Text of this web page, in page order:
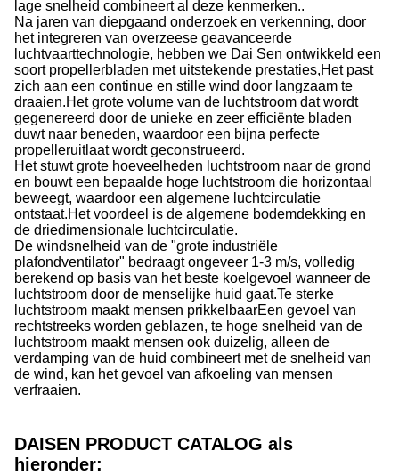
lage snelheid combineert al deze kenmerken..
Na jaren van diepgaand onderzoek en verkenning, door
het integreren van overzeese geavanceerde
luchtvaarttechnologie, hebben we Dai Sen ontwikkeld een
soort propellerbladen met uitstekende prestaties,Het past
zich aan een continue en stille wind door langzaam te
draaien.Het grote volume van de luchtstroom dat wordt
gegenereerd door de unieke en zeer efficiënte bladen
duwt naar beneden, waardoor een bijna perfecte
propelleruitlaat wordt geconstrueerd.
Het stuwt grote hoeveelheden luchtstroom naar de grond
en bouwt een bepaalde hoge luchtstroom die horizontaal
beweegt, waardoor een algemene luchtcirculatie
ontstaat.Het voordeel is de algemene bodemdekking en
de driedimensionale luchtcirculatie.
De windsnelheid van de "grote industriële
plafondventilator" bedraagt ongeveer 1-3 m/s, volledig
berekend op basis van het beste koelgevoel wanneer de
luchtstroom door de menselijke huid gaat.Te sterke
luchtstroom maakt mensen prikkelbaarEen gevoel van
rechtstreeks worden geblazen, te hoge snelheid van de
luchtstroom maakt mensen ook duizelig, alleen de
verdamping van de huid combineert met de snelheid van
de wind, kan het gevoel van afkoeling van mensen
verfraaien.
DAISEN PRODUCT CATALOG als
hieronder: